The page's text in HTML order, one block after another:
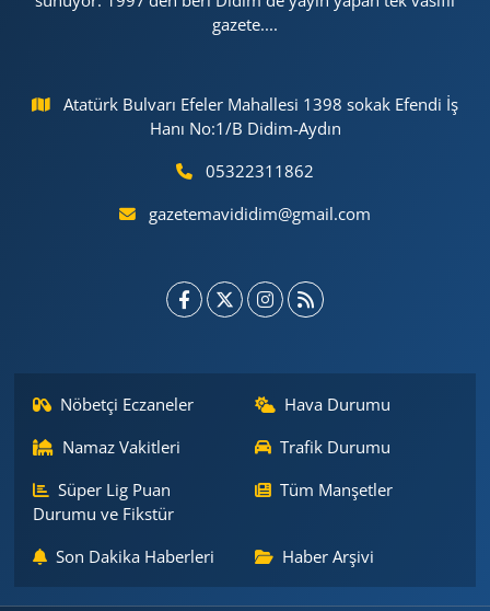
gazete....
Atatürk Bulvarı Efeler Mahallesi 1398 sokak Efendi İş
Hanı No:1/B Didim-Aydın
05322311862
gazetemavididim@gmail.com
Nöbetçi Eczaneler
Hava Durumu
Namaz Vakitleri
Trafik Durumu
Süper Lig Puan
Durumu ve Fikstür
Tüm Manşetler
Son Dakika Haberleri Haber Arşivi